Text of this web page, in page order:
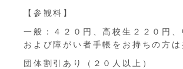
【参観料】
一般：４２０円、高校生２２０円
および障がい者手帳をお持ちの方
団体割引あり（２０人以上）